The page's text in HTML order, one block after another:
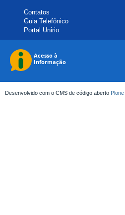
Contatos
Guia Telefônico
Portal Unirio
Desenvolvido com o CMS de código aberto Plone